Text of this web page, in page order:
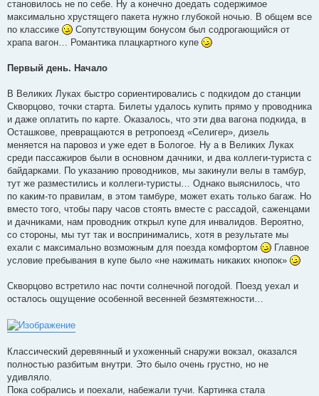
становилось не по себе. Ну а конечно доедать содержимое
максимально хрустящего пакета нужно глубокой ночью. В общем все
по классике
Сопутствующим бонусом был содрогающийся от
храпа вагон… Романтика плацкартного купе
Первый день. Начало
В Великих Луках быстро сориентировались с подкидом до станции
Скворцово, точки старта. Билеты удалось купить прямо у проводника
и даже оплатить по карте. Оказалось, что эти два вагона подкида, в
Осташкове, превращаются в ретропоезд «Селигер», дизель
меняется на паровоз и уже едет в Бологое. Ну а в Великих Луках
среди пассажиров были в основном дачники, и два коллеги-туриста с
байдарками. По указанию проводников, мы закинули велы в тамбур,
тут же разместились и коллеги-туристы… Однако выяснилось, что
по каким-то правилам, в этом тамбуре, может ехать только багаж. Но
вместо того, чтобы пару часов стоять вместе с рассадой, саженцами
и дачниками, нам проводник открыл купе для инвалидов. Вероятно,
со стороны, мы тут так и воспринимались, хотя в результате мы
ехали с максимально возможным для поезда комфортом
Главное
условие пребывания в купе было «не нажимать никаких кнопок»
Скворцово встретило нас почти солнечной погодой. Поезд уехал и
осталось ощущение особенной весенней безмятежности…
Классический деревянный и ухоженный снаружи вокзал, оказался
полностью разбитым внутри. Это было очень грустно, но не
удивляло.
Пока собрались и поехали, набежали тучи. Картинка стала